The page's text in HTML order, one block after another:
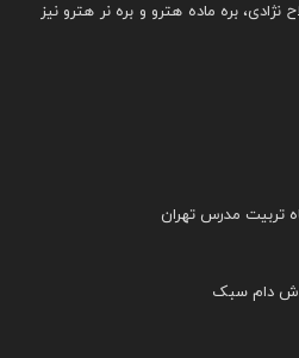
بره ماده هترو و بره نر هترو نیز
تربیت مدرس تهران
دام سبک